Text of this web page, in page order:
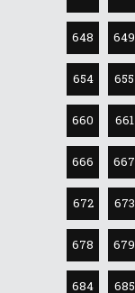
648 649
654 655
660 661
666 667
672 673
678 679
684 685